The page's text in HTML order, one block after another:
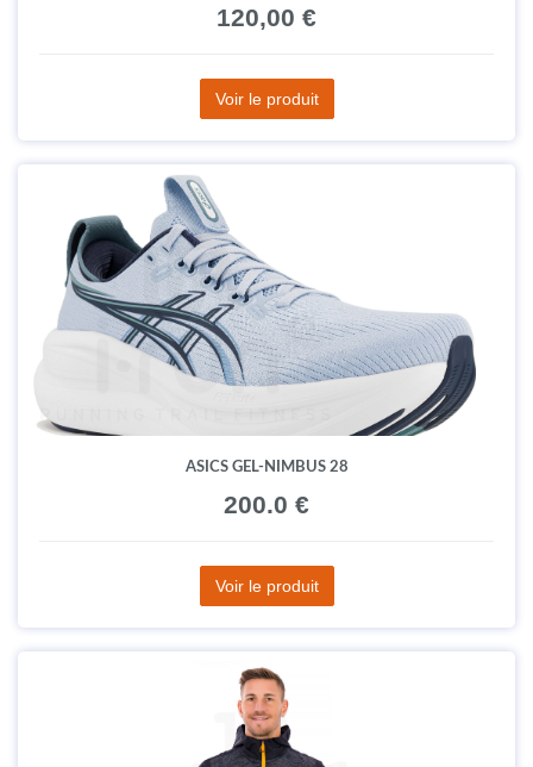
120,00 €
Voir le produit
ASICS GEL-NIMBUS 28
200.0 €
Voir le produit